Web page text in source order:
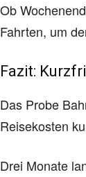
Ob
Fahrten, um
Fazit:
Das Probe
Reisekosten
Drei Monate